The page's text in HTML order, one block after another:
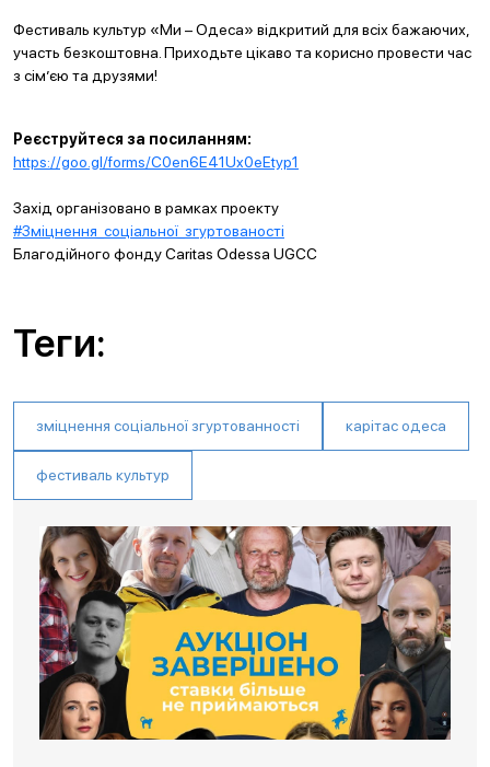
Фестиваль культур «Ми – Одеса» відкритий для всіх бажаючих,
участь безкоштовна. Приходьте цікаво та корисно провести час
з сім’єю та друзями!
Реєструйтеся за посиланням:
https://goo.gl/forms/C0en6E41Ux0eEtyp1
Захід організовано в рамках проекту
#Зміцнення_соціальної_згуртованості
Благодійного фонду Caritas Odessa UGCC
Теги:
зміцнення соціальної згуртованності карітас одеса
фестиваль культур